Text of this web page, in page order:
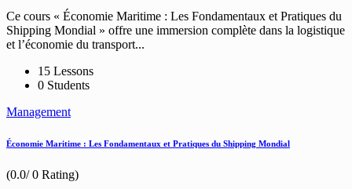
Ce cours « Économie Maritime : Les Fondamentaux et Pratiques du
Shipping Mondial » offre une immersion complète dans la logistique
et l’économie du transport...
15 Lessons
0 Students
Management
Économie Maritime : Les Fondamentaux et Pratiques du Shipping Mondial
(0.0/ 0 Rating)